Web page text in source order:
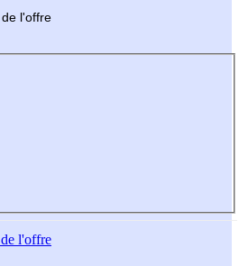
de l'offre
l'offre